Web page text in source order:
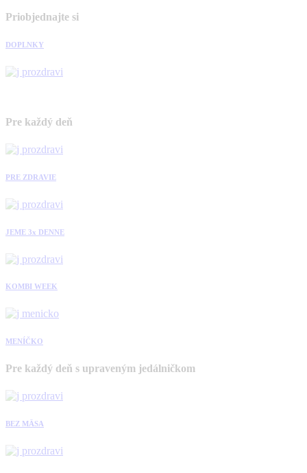
Priobjednajte si
DOPLNKY
Pre každý deň
PRE ZDRAVIE
JEME 3x DENNE
KOMBI WEEK
MENÍČKO
Pre každý deň s upraveným jedálničkom
BEZ MÄSA